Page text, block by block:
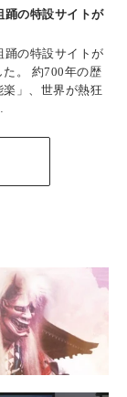
踊の特設サイトが
踊の特設サイトが
。 約700年の歴
楽」、世界が熱狂